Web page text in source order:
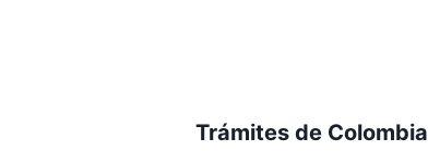
Trámites de Colombia